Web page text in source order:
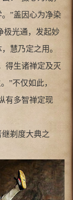
”盖因心为净染
极光通，发起妙
慧乃定之用。
得生诸禅定及灭
”不仅如此，
有多智禅定现
剃度大典之